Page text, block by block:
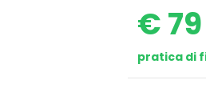
€ 79
pratica di